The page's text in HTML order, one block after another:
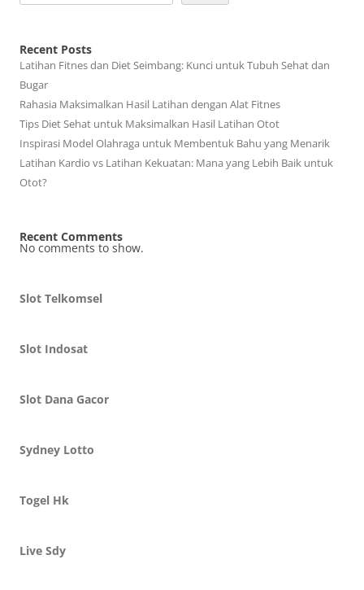
Recent Posts
Latihan Fitnes dan Diet Seimbang: Kunci untuk Tubuh Sehat dan
Bugar
Rahasia Maksimalkan Hasil Latihan dengan Alat Fitnes
Tips Diet Sehat untuk Maksimalkan Hasil Latihan Otot
Inspirasi Model Olahraga untuk Membentuk Bahu yang Menarik
Latihan Kardio vs Latihan Kekuatan: Mana yang Lebih Baik untuk
Otot?
Recent Comments
No comments to show.
Slot Telkomsel
Slot Indosat
Slot Dana Gacor
Sydney Lotto
Togel Hk
Live Sdy